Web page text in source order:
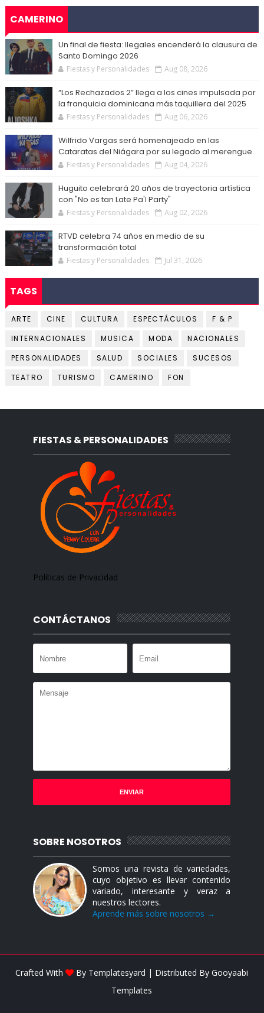
CAMERINO
Un final de fiesta: Ilegales encenderá la clausura de
Santo Domingo 2026
Fiestas y Personalidades Aug 08, 2026
“Los Rechazados 2” llega a los cines impulsada por
la franquicia dominicana más taquillera del 2025
Fiestas y Personalidades Aug 06, 2026
Wilfrido Vargas será homenajeado en las
Cataratas del Niágara por su legado al merengue
Fiestas y Personalidades Aug 04, 2026
Huguito celebrará 20 años de trayectoria artística
con "No es tan Late Pa'l Party"
Fiestas y Personalidades Aug 02, 2026
RTVD celebra 74 años en medio de su
transformación total
Fiestas y Personalidades Jul 31, 2026
TAGS
ARTE CINE CULTURA ESPECTÁCULOS
F & P
INTERNACIONALES
MUSICA MODA
NACIONALES
PERSONALIDADES
SALUD SOCIALES
SUCESOS
TEATRO
TURISMO CAMERINO FON
FIESTAS & PERSONALIDADES
Políticas de Privacidad
CONTÁCTANOS
SOBRE NOSOTROS
Somos una revista de variedades,
cuyo objetivo es llevar contenido
variado, interesante y veraz a
nuestros lectores.
Aprende más sobre nosotros →
Crafted With By Templatesyard | Distributed ByGooyaabi
Templates